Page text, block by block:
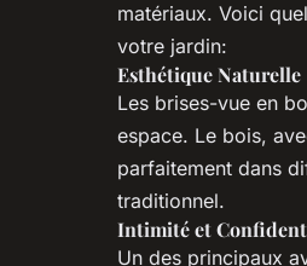
matériaux. Voici
votre jardin:
Esthétique Naturelle
Les brises-vue en
espace. Le bois,
parfaitement dans
traditionnel.
Intimité et
Un des principaux